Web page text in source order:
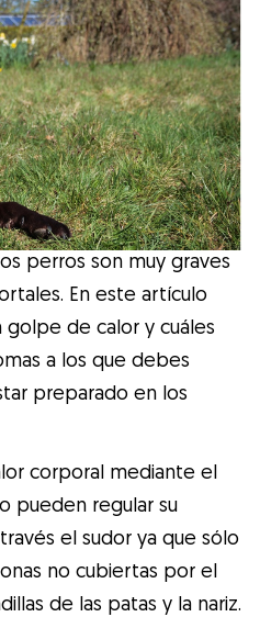
fácil de encontrar y
de perros
están
de tu perro como si
perros son muy graves
En este artículo
de calor y cuáles
a los que debes
preparado en los
corporal mediante el
pueden regular su
el sudor ya que sólo
no cubiertas por el
de las patas y la nariz.